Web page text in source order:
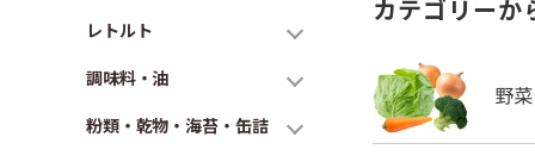
レトルト
調味料・油
粉類・乾物・海苔・缶詰
カテゴリーか